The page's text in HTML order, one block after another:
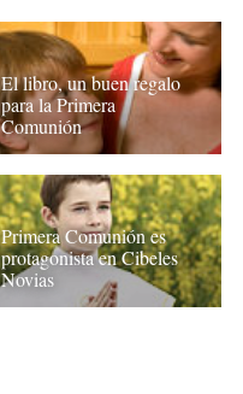
El libro, un buen regalo
para la Primera
Comunión
Primera Comunión es
protagonista en Cibeles
Novias